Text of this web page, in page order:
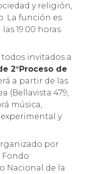
y religión,
La función es
19:00 horas
invitados a
2°Proceso de
a partir de las
(Bellavista 479,
música,
y
por
Fondo
Nacional de la